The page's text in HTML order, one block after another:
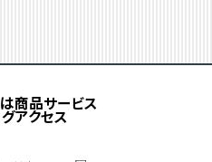
商品サービス
アクセス